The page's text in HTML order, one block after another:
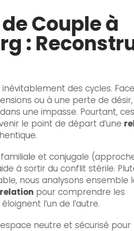
Couple à
:
des cycles.
ou à une perte de
une impasse. Pourtant, ces
le point de départ d’une
et conjugale
à sortir du conflit stérile.
nous analysons ensemble
pour comprendre les
l’un de l’autre.
neutre et sécurisé pour